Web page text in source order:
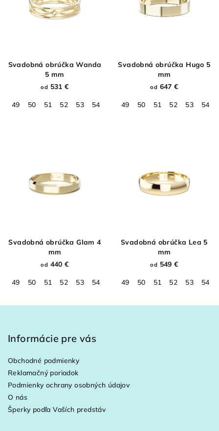
Svadobná obrúčka Wanda
5 mm
od 531 €
49 50 51 52 53 54 56 57 58 59 60 61
Svadobná obrúčka Hugo 5
mm
od 647 €
49 50 51 52 53 54
Svadobná obrúčka Glam 4
mm
od 440 €
49 50 51 52 53 54 56 57 58 59 60 61
Svadobná obrúčka Lea 5
mm
od 549 €
49 50 51 52 53 54
Informácie pre vás
Obchodné podmienky
Reklamačný poriadok
Podmienky ochrany osobných údajov
O nás
Šperky podľa Vaších predstáv